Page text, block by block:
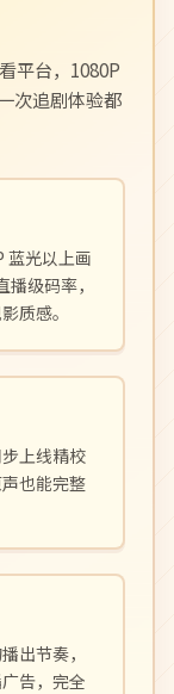
平台，1080P
次追剧体验都
蓝光以上画
级码率，
质感。
上线精校
也能完整
出节奏，
告，完全